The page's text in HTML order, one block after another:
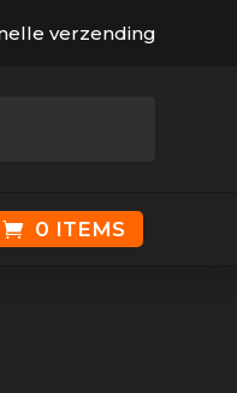
verzending
0 ITEMS